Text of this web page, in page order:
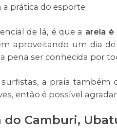
prática do esporte.
de lá, é que a areia é
aproveitando um dia
pena ser conhecida por
a praia também
então é possível
do Camburi,